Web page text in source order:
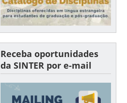
Receba oportunidades
da SINTER por e-mail